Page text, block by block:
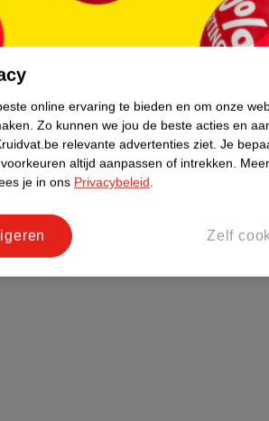
online ervaring te bieden en om onze
Zo kunnen we jou de beste acties en
relevante advertenties ziet. Je
altijd aanpassen of intrekken.
je in ons Privacybeleid.
Zelf